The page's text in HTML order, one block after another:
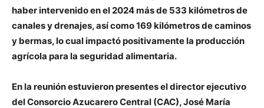
haber intervenido en el 2024 más de 533 kilómetros de
canales y drenajes, así como 169 kilómetros de caminos
y bermas, lo cual impactó positivamente la producción
agrícola para la seguridad alimentaria.
En la reunión estuvieron presentes el director ejecutivo
del Consorcio Azucarero Central (CAC), José María